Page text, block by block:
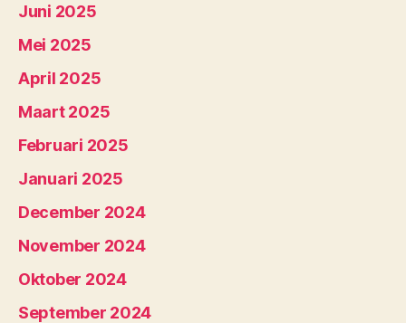
Juni 2025
Mei 2025
April 2025
Maart 2025
Februari 2025
Januari 2025
December 2024
November 2024
Oktober 2024
September 2024